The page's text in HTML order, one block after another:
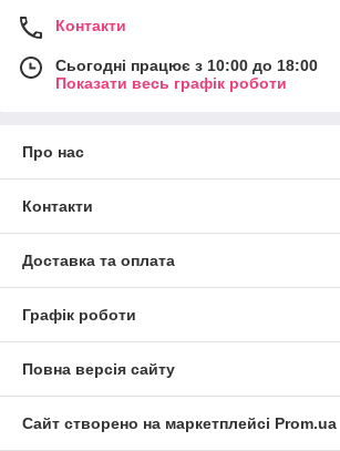
Контакти
Сьогодні працює з 10:00 до 18:00
Показати весь графік роботи
Про нас
Контакти
Доставка та оплата
Графік роботи
Повна версія сайту
Сайт створено на маркетплейсі Prom.ua